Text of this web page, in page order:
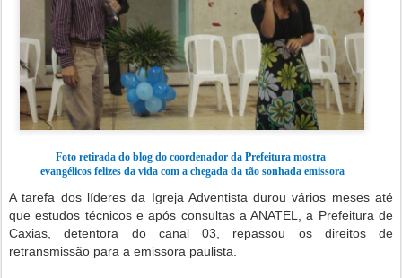
Foto retirada do blog do coordenador da Prefeitura mostra
evangélicos felizes da vida com a chegada da tão sonhada emissora
A tarefa dos líderes da Igreja Adventista durou vários meses até
que estudos técnicos e após consultas a ANATEL, a Prefeitura de
Caxias, detentora do canal 03, repassou os direitos de
retransmissão para a emissora paulista.